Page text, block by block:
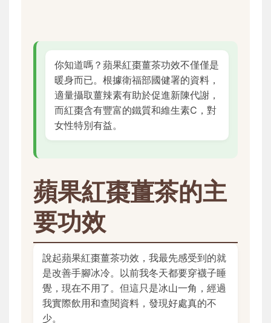
你知道嗎？蘋果紅棗薑茶功效不僅僅是
暖身而已。根據衛福部國健署的資料，
適量攝取薑辣素有助於促進新陳代謝，
而紅棗含有豐富的鐵質和維生素C，對
女性特別有益。
蘋果紅棗薑茶的主
要功效
說起蘋果紅棗薑茶功效，我最先感受到的就
是改善手腳冰冷。以前我冬天都要穿襪子睡
覺，現在不用了。但這只是冰山一角，經過
我實際飲用和查閱資料，發現好處真的不
少。